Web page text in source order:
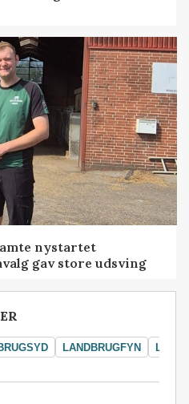
nystartet
gav store udsving
LANDBRUGFYN